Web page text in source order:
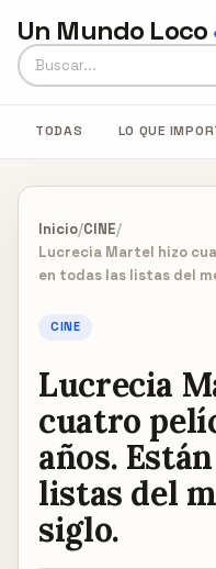
Un Mundo Loco
Buscar en Un Mundo
TODAS LO QUE
Inicio/CINE/
Lucrecia Martel hizo
en todas las listas del
CINE
Lucrecia
cuatro
años.
listas del
siglo.